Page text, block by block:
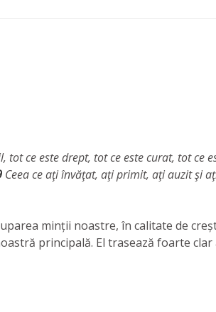
ce este drept, tot ce este curat, tot ce
Ceea ce aţi învăţat, aţi primit, aţi auzit şi
minții noastre, în calitate de
principală. El trasează foarte clar